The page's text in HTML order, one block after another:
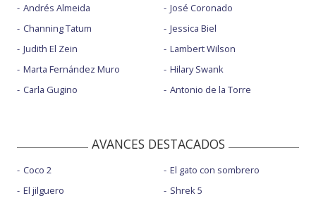
Andrés Almeida
Channing Tatum
Judith El Zein
Marta Fernández Muro
Carla Gugino
José Coronado
Jessica Biel
Lambert Wilson
Hilary Swank
Antonio de la Torre
AVANCES DESTACADOS
Coco 2
El jilguero
El gato con sombrero
Shrek 5